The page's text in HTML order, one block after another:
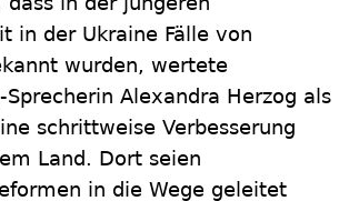
in der Ukraine Fälle von
wurden, wertete
Sprecherin Alexandra Herzog als
schrittweise Verbesserung
Land. Dort seien
in die Wege geleitet